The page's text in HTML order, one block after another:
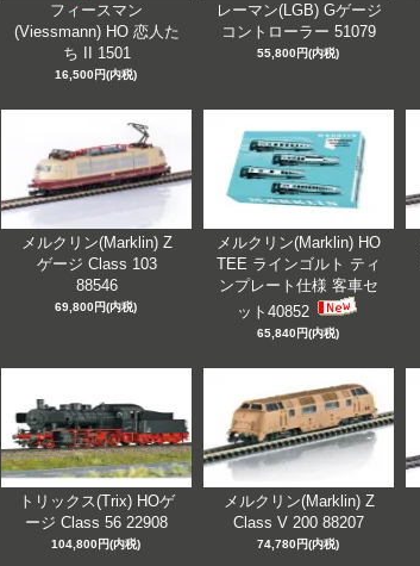
フィースマン
(Viessmann) HO 恋人た
ち II 1501
16,500円(内税)
レーマン(LGB) Gゲージ
コントローラー 51079
55,800円(内税)
メルクリン(Marklin) Z
ゲージ Class 103
88546
69,800円(内税)
メルクリン(Marklin) HO
TEE ラインゴルト ティ
ンプレート仕様 客車セ
ット40852
65,840円(内税)
トリックス(Trix) HOゲ
ージ Class 56 22908
104,800円(内税)
メルクリン(Marklin) Z
Class V 200 88207
74,780円(内税)